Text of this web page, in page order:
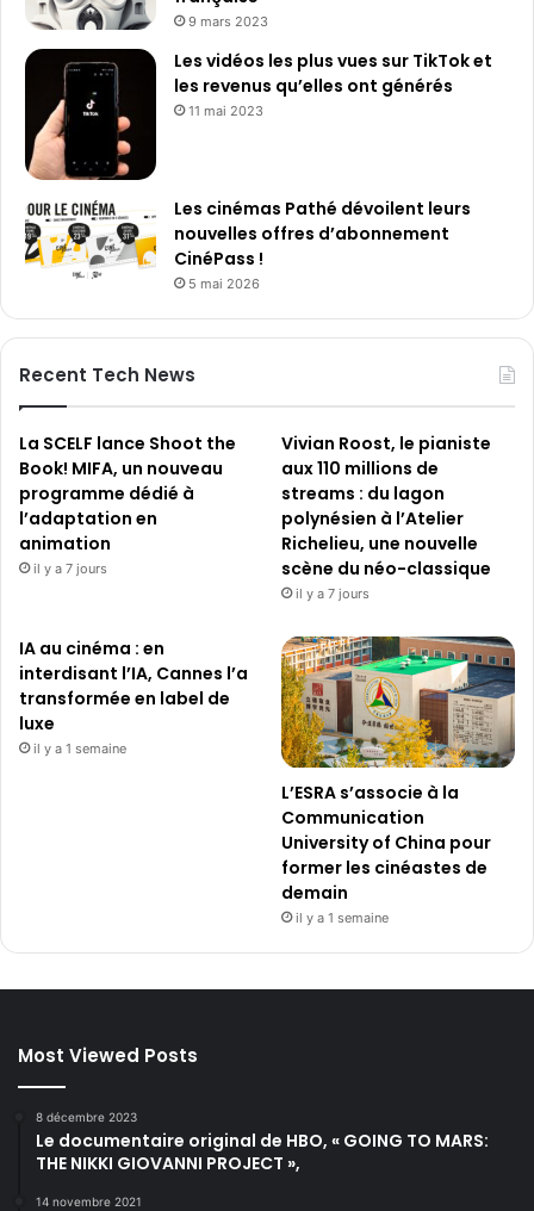
9 mars 2023
Les vidéos les plus vues sur TikTok et
les revenus qu’elles ont générés
11 mai 2023
Les cinémas Pathé dévoilent leurs
nouvelles offres d’abonnement
CinéPass !
5 mai 2026
Recent Tech News
La SCELF lance Shoot the
Book! MIFA, un nouveau
programme dédié à
l’adaptation en
animation
il y a 7 jours
Vivian Roost, le pianiste
aux 110 millions de
streams : du lagon
polynésien à l’Atelier
Richelieu, une nouvelle
scène du néo-classique
il y a 7 jours
IA au cinéma : en
interdisant l’IA, Cannes l’a
transformée en label de
luxe
il y a 1 semaine
L’ESRA s’associe à la
Communication
University of China pour
former les cinéastes de
demain
il y a 1 semaine
Most Viewed Posts
8 décembre 2023
Le documentaire original de HBO, « GOING TO MARS:
THE NIKKI GIOVANNI PROJECT »,
14 novembre 2021